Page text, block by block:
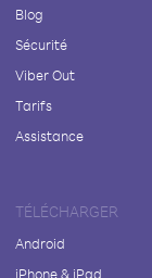
Blog
Sécurité
Viber Out
Tarifs
Assistance
TÉLÉCHARGER
Android
iPhone & iPad